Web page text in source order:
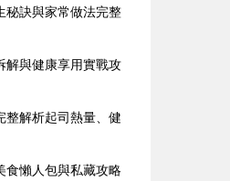
秘訣與家常做法完整
解與健康享用實戰攻
整解析起司熱量、健
食懶人包與私藏攻略